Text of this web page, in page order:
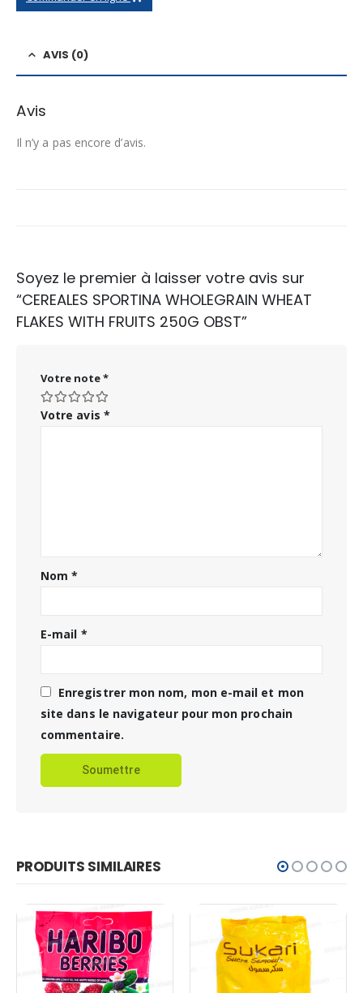
AVIS (0)
Avis
Il n’y a pas encore d’avis.
Soyez le premier à laisser votre avis sur
“CEREALES SPORTINA WHOLEGRAIN WHEAT
FLAKES WITH FRUITS 250G OBST”
Votre note*
Votre avis *
Nom*
E-mail *
Enregistrer mon nom, mon e-mail et mon
site dans le navigateur pour mon prochain
commentaire.
PRODUITS SIMILAIRES